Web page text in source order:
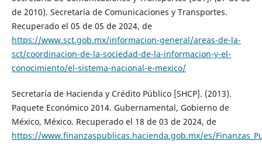
de 2010). Secretaría de Comunicaciones y Transportes.
Recuperado el 05 de 05 de 2024, de
https://www.sct.gob.mx/informacion-general/areas-de-la-
sct/coordinacion-de-la-sociedad-de-la-informacion-y-el-
conocimiento/el-sistema-nacional-e-mexico/
Secretaría de Hacienda y Crédito Público [SHCP]. (2013).
Paquete Económico 2014. Gubernamental, Gobierno de
México, México. Recuperado el 18 de 03 de 2024, de
https://www.finanzaspublicas.hacienda.gob.mx/es/